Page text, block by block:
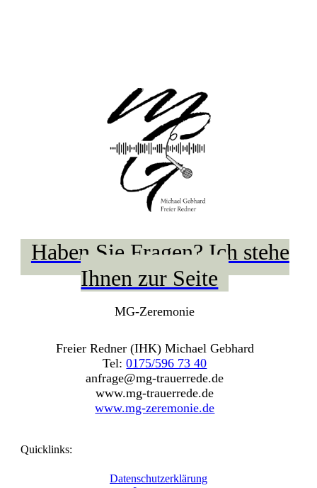
Haben Sie Fragen? Ich stehe
Ihnen zur Seite
MG-Zeremonie
Freier Redner (IHK) Michael Gebhard
Tel:0175/596 73 40
anfrage@mg-trauerrede.de
www.mg-trauerrede.de
www.mg-zeremonie.de
Quicklinks:
Datenschutzerklärung